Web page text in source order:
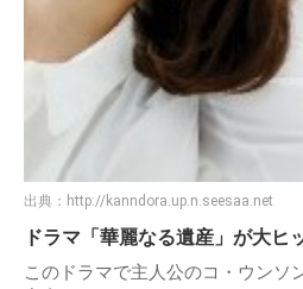
出典： http://kanndora.up.n.seesaa.net
ドラマ「華麗なる遺産」が大ヒ
このドラマで主人公のコ・ウンソ